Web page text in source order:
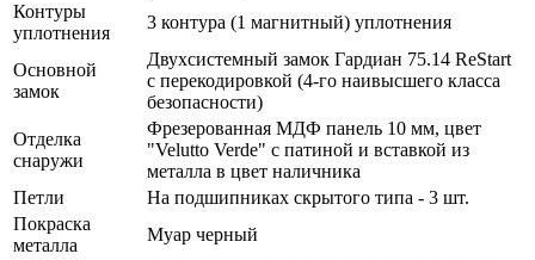
Контуры
уплотнения
3 контура (1 магнитный) уплотнения
Основной
замок
Двухсистемный замок Гардиан 75.14 ReStart
с перекодировкой (4-го наивысшего класса
безопасности)
Отделка
снаружи
Фрезерованная МДФ панель 10 мм, цвет
"Velutto Verde" с патиной и вставкой из
металла в цвет наличника
Петли
На подшипниках скрытого типа - 3 шт.
Покраска
металла
Муар черный